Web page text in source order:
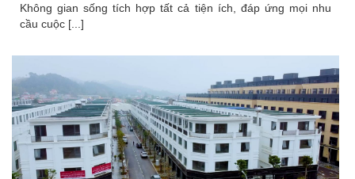
Không gian sống tích hợp tất cả tiện ích, đáp ứng mọi nhu
cầu cuộc [...]